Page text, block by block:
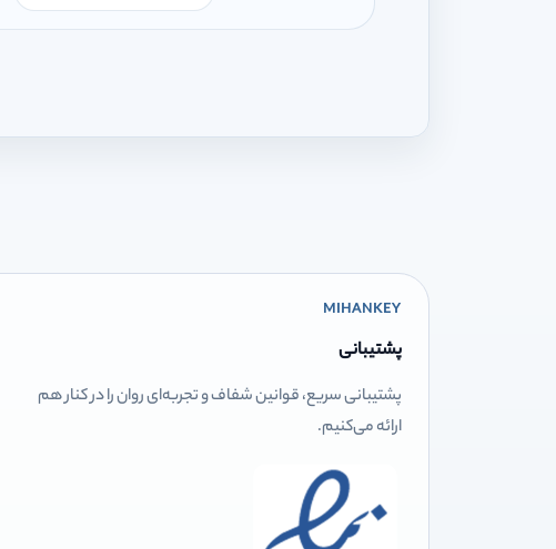
MIHANKEY
پشتیبانی
پشتیبانی سریع، قوانین شفاف و تجربه‌ای روان را در کنار هم
ارائه می‌کنیم.